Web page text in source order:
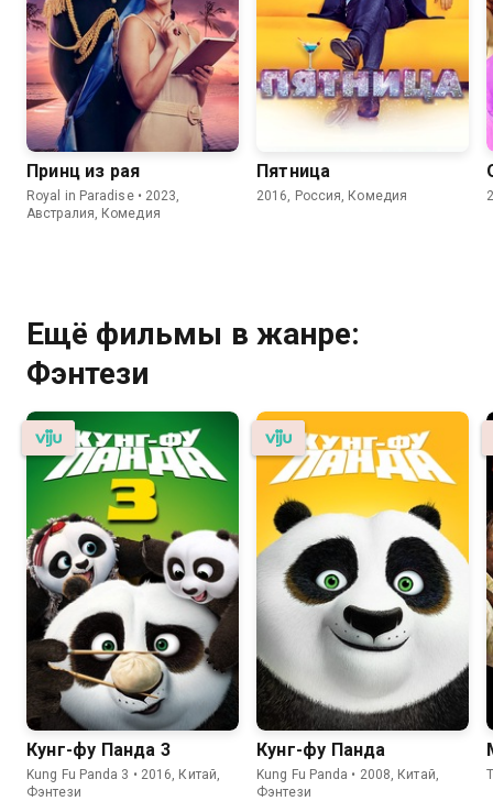
Принц из рая
Royal in Paradise • 2023,
Австралия, Комедия
Пятница
2016, Россия, Комедия
Ещё фильмы в жанре:
Фэнтези
Кунг-фу Панда 3
Kung Fu Panda 3 • 2016, Китай,
Фэнтези
Кунг-фу Панда
Kung Fu Panda • 2008, Китай,
Фэнтези